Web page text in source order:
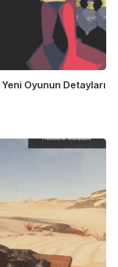
Oyunun Detayları